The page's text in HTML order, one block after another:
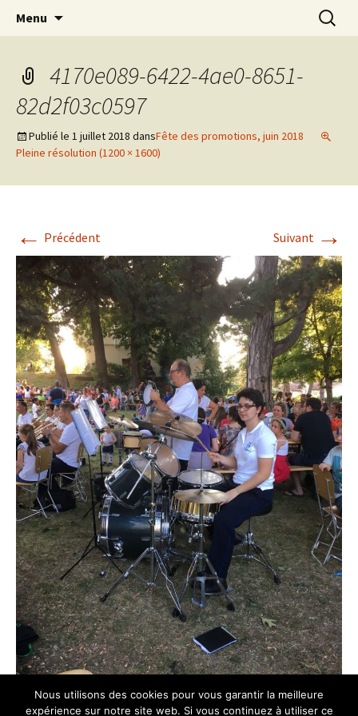
Menu
4170e089-6422-4ae0-8651-
82d2f03c0597
Publié le 1 juillet 2018 dansFête des promotions, juin 2018
Pleine résolution (1200 × 1600)
← Précédent Suivant →
Nous utilisons des cookies pour vous garantir la meilleure
expérience sur notre site web. Si vous continuez à utiliser ce